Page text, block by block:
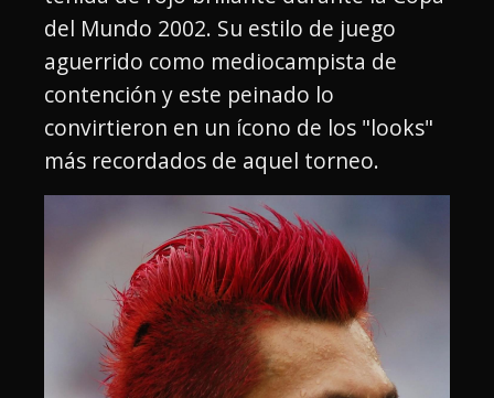
del Mundo 2002. Su estilo de juego
aguerrido como mediocampista de
contención y este peinado lo
convirtieron en un ícono de los "looks"
más recordados de aquel torneo.